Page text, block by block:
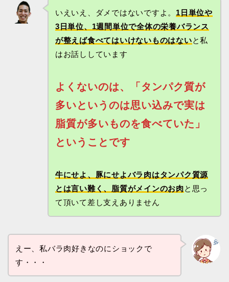
いえいえ、ダメではないですよ。 1日単位や
3日単位、1週間単位で全体の栄養バランス
が整えば食べてはいけないものはないと私
はお話ししています
よくないのは、「タンパク質が
多いというのは思い込みで実は
脂質が多いものを食べていた」
ということです
牛にせよ、豚にせよバラ肉はタンパク質源
とは言い難く、脂質がメインのお肉と思っ
て頂いて差し支えありません
えー、私バラ肉好きなのにショックで
す・・・